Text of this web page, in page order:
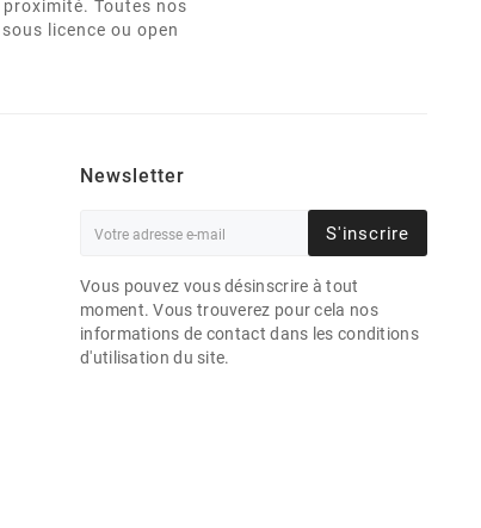
Toutes nos
licence ou open
Newsletter
S'inscrire
Vous pouvez vous désinscrire à tout
moment. Vous trouverez pour cela nos
informations de contact dans les conditions
d'utilisation du site.